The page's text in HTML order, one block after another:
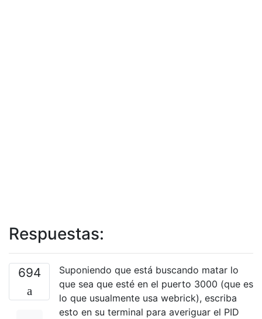
Respuestas:
694
Suponiendo que está buscando matar lo
que sea que esté en el puerto 3000 (que es
lo que usualmente usa webrick), escriba
esto en su terminal para averiguar el PID